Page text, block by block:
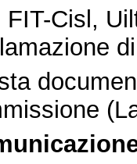
FIT-Cisl,